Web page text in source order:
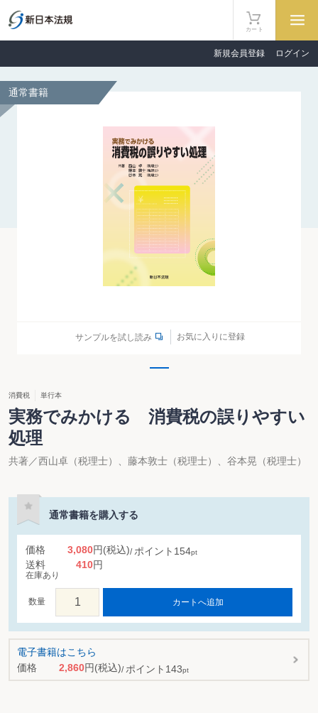
新規会員登録 ログイン
カート
通常書籍
サンプルを試し読み お気に入りに登録
消費税 単行本
実務でみかける 消費税の誤りやすい
処理
共著／西山卓（税理士）、藤本敦士（税理士）、谷本晃（税理士）
通常書籍を購入する
価格 3,080円(税込) ポイント 154pt
送料 410円
在庫あり
数量 カートへ追加
電子書籍はこちら
価格
2,860円(税込) ポイント 143pt